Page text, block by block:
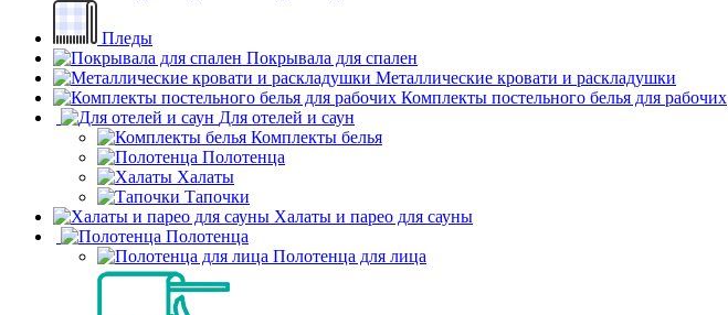
Пледы
Покрывала для спален
Металлические кровати и раскладушки
Комплекты постельного белья для рабочих
Для отелей и саун
Комплекты белья
Полотенца
Халаты
Тапочки
Халаты и парео для сауны
Полотенца
Полотенца для лица